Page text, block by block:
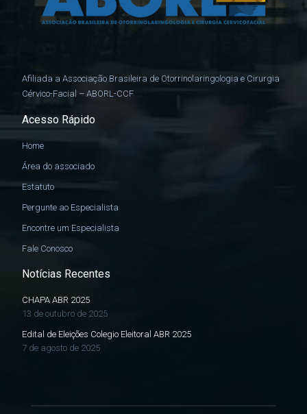
Afiliada a Associação Brasileira de Otorrinolaringologia e Cirurgia
Cérvico-Facial – ABORL-CCF
Acesso Rápido
Home
Área do associado
Estatuto
Pergunte ao Especialista
Encontre um Especialista
Fale Conosco
Notícias Recentes
CHAPA ABR 2025
13 de outubro de 2025
Edital de Eleições Colegio Eleitoral ABR 2025
7 de agosto de 2025